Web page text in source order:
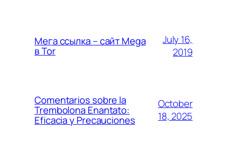
Мега ссылка – сайт Mega
в Tor
July 16,
2019
Comentarios sobre la
Trembolona Enantato:
Eficacia y Precauciones
October
18, 2025